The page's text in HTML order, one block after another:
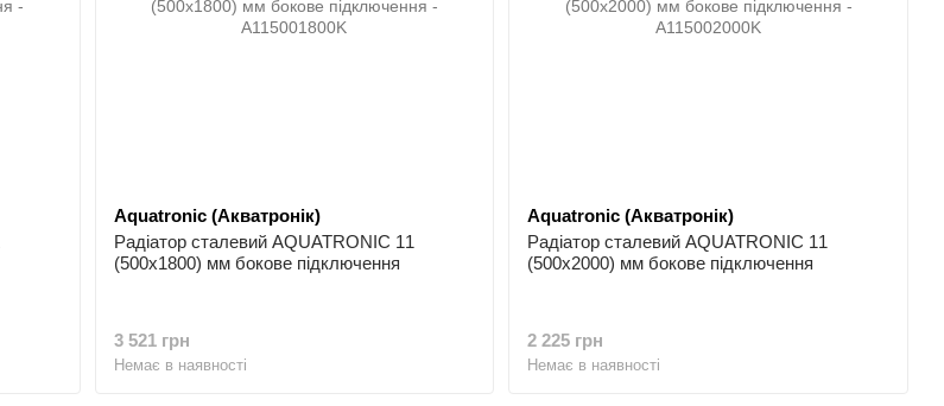
Aquatronic (Акватронік)
Радіатор сталевий AQUATRONIC 11
(500x1800) мм бокове підключення
3 521 грн
Немає в наявності
Aquatronic (Акватронік)
Радіатор сталевий AQUATRONIC 11
(500x2000) мм бокове підключення
2 225 грн
Немає в наявності